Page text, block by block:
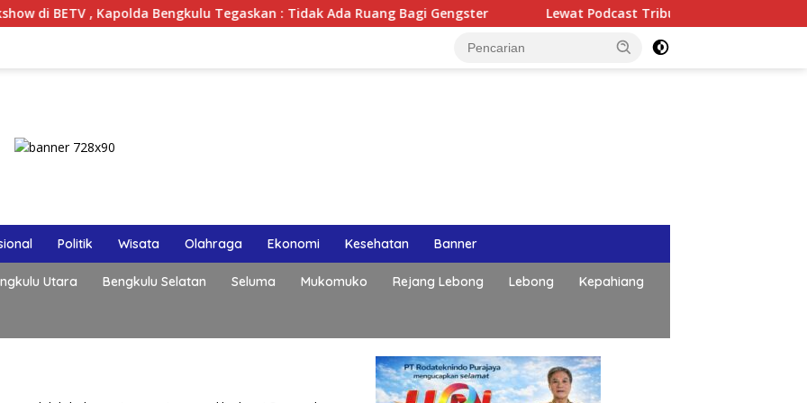
Bengkulu Tegaskan : Tidak Ada Ruang Bagi Gengster Lewat Podcast Tribun Bengkulu, Kapolda Bengkulu
Politik Wisata Olahraga Ekonomi Kesehatan Banner
Utara Bengkulu Selatan Seluma Mukomuko Rejang Lebong Lebong Kepahiang